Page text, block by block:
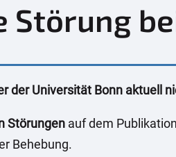
Störung
der Universität Bonn aktuell
Störungen auf dem
Behebung.